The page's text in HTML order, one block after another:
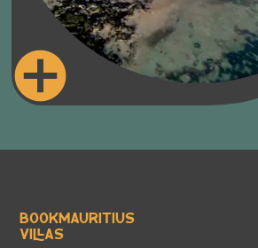
Bookmauritius
Villas